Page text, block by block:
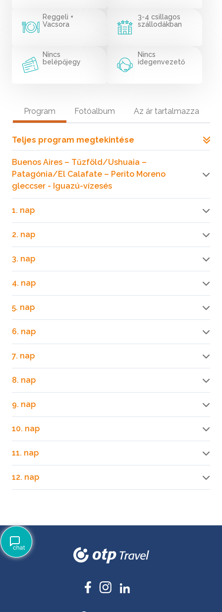
Reggeli +
Vacsora
3-4 csillagos
szállodákban
Nincs
belépőjegy
Nincs
idegenvezető
Program Fotóalbum Az ár tartalmazza
Teljes program megtekintése
Buenos Aires – Tűzföld/Ushuaia –
Patagónia/El Calafate – Perito Moreno
gleccser - Iguazú-vízesés
1. nap
2. nap
3. nap
4. nap
5. nap
6. nap
7. nap
8. nap
9. nap
10. nap
11. nap
12. nap